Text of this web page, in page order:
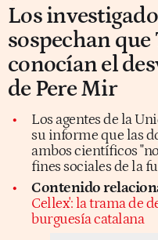
Los
sospechan
conocían el
de Pere Mir
Los agentes de la
su informe que las
ambos científicos
fines sociales de la
Contenido
Cellex': la trama de
burguesía catalana